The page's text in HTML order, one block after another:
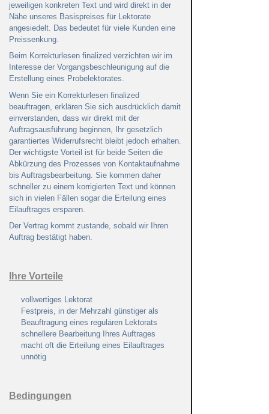
jeweiligen konkreten Text und wird direkt in der
Nähe unseres Basispreises für Lektorate
angesiedelt. Das bedeutet für viele Kunden eine
Preissenkung.
Beim Korrekturlesen finalized verzichten wir im
Interesse der Vorgangsbeschleunigung auf die
Erstellung eines Probelektorates.
Wenn Sie ein Korrekturlesen finalized
beauftragen, erklären Sie sich ausdrücklich damit
einverstanden, dass wir direkt mit der
Auftragsausführung beginnen, Ihr gesetzlich
garantiertes Widerrufsrecht bleibt jedoch erhalten.
Der wichtigste Vorteil ist für beide Seiten die
Abkürzung des Prozesses von Kontaktaufnahme
bis Auftragsbearbeitung. Sie kommen daher
schneller zu einem korrigierten Text und können
sich in vielen Fällen sogar die Erteilung eines
Eilauftrages ersparen.
Der Vertrag kommt zustande, sobald wir Ihren
Auftrag bestätigt haben.
Ihre Vorteile
vollwertiges Lektorat
Festpreis, in der Mehrzahl günstiger als
Beauftragung eines regulären Lektorats
schnellere Bearbeitung Ihres Auftrages
macht oft die Erteilung eines Eilauftrages
unnötig
Bedingungen